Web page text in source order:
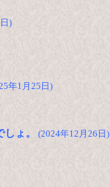
)
年1月25日)
ょ。 (2024年12月26日)